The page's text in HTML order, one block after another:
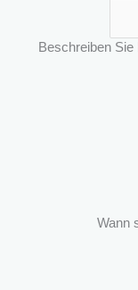
Beschreiben
Wann